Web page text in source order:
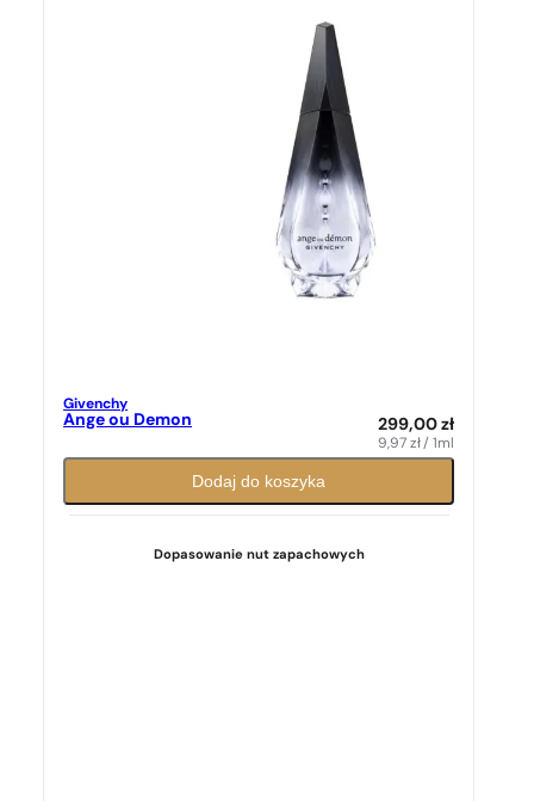
Givenchy
Ange ou Demon 299,00zł
9,97zł/ 1ml
Dodaj do koszyka
Dopasowanie nut zapachowych